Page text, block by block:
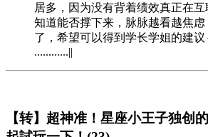
居多，因为没有背着绩效真正在
知道能否撑下来，脉脉越看越焦
了，希望可以得到学长学姐的建议
............||
【转】超神准！星座小王子独创